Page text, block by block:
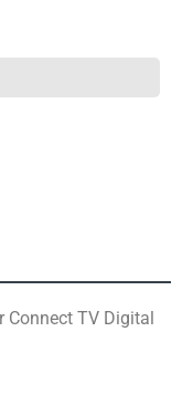
Connect TV Digital